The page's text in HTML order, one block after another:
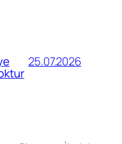
25.07.2026